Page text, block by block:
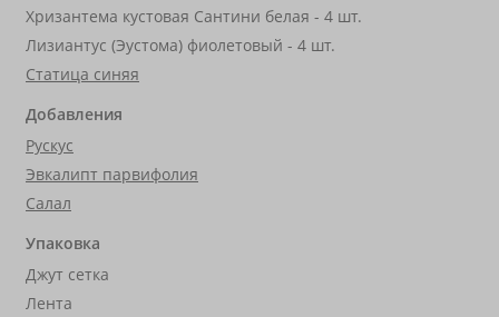
Хризантема кустовая Сантини белая - 4 шт.
Лизиантус (Эустома) фиолетовый - 4 шт.
Статица синяя
Добавления
Рускус
Эвкалипт парвифолия
Салал
Упаковка
Джут сетка
Лента